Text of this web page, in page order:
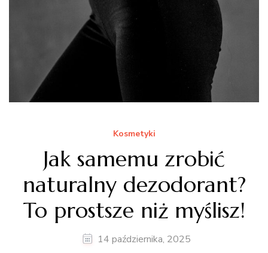
Kosmetyki
Jak samemu zrobić
naturalny dezodorant?
To prostsze niż myślisz!
14 października, 2025